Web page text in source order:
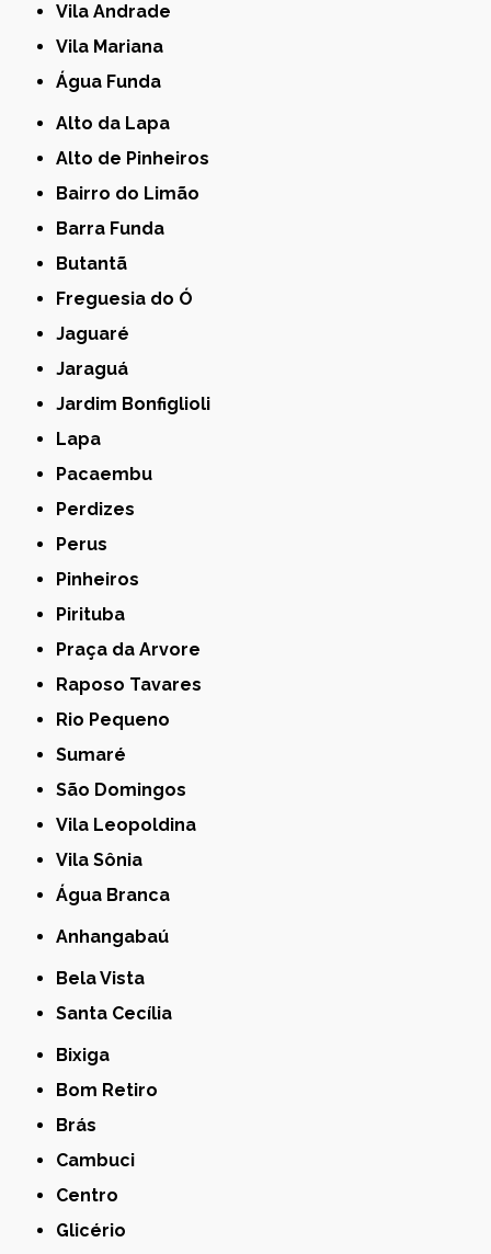
Vila Andrade
Vila Mariana
Água Funda
Alto da Lapa
Alto de Pinheiros
Bairro do Limão
Barra Funda
Butantã
Freguesia do Ó
Jaguaré
Jaraguá
Jardim Bonfiglioli
Lapa
Pacaembu
Perdizes
Perus
Pinheiros
Pirituba
Praça da Arvore
Raposo Tavares
Rio Pequeno
Sumaré
São Domingos
Vila Leopoldina
Vila Sônia
Água Branca
Anhangabaú
Bela Vista
Santa Cecília
Bixiga
Bom Retiro
Brás
Cambuci
Centro
Glicério